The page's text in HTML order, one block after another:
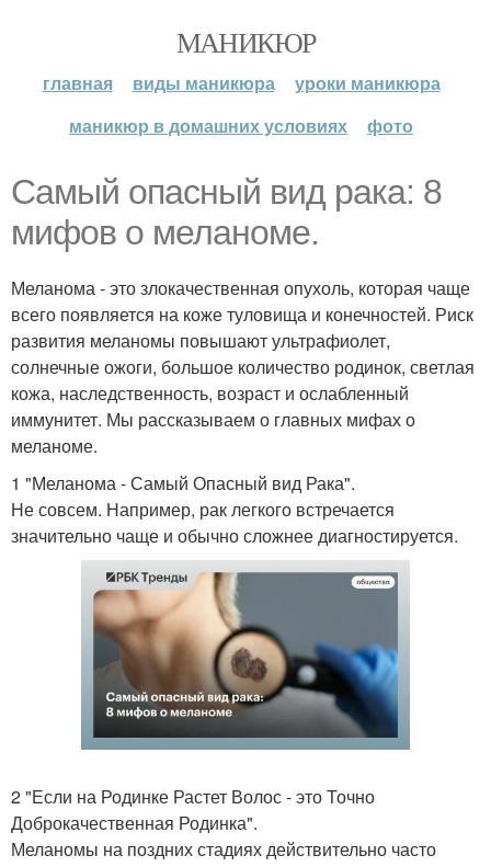
МАНИКЮР
главная виды маникюра
уроки маникюра
маникюр в домашних условиях
фото
Самый опасный вид рака: 8
мифов о меланоме.
Меланома - это злокачественная опухоль, которая чаще
всего появляется на коже туловища и конечностей. Риск
развития меланомы повышают ультрафиолет,
солнечные ожоги, большое количество родинок, светлая
кожа, наследственность, возраст и ослабленный
иммунитет. Мы рассказываем о главных мифах о
меланоме.
1 "Меланома - Самый Опасный вид Рака".
Не совсем. Например, рак легкого встречается
значительно чаще и обычно сложнее диагностируется.
2 "Если на Родинке Растет Волос - это Точно
Доброкачественная Родинка".
Меланомы на поздних стадиях действительно часто